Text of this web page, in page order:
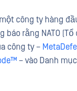
một công ty hàng
báo rằng NATO
công ty –
– vào Danh